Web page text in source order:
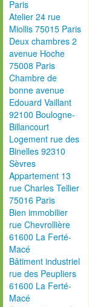
Paris
Atelier 24 rue
Miollis 75015 Paris
Deux chambres 2
avenue Hoche
75008 Paris
Chambre de
bonne avenue
Edouard Vaillant
92100 Boulogne-
Billancourt
Logement rue des
Binelles 92310
Sèvres
Appartement 13
rue Charles Tellier
75016 Paris
Bien immobilier
rue Chevrollière
61600 La Ferté-
Macé
Bâtiment industriel
rue des Peupliers
61600 La Ferté-
Macé